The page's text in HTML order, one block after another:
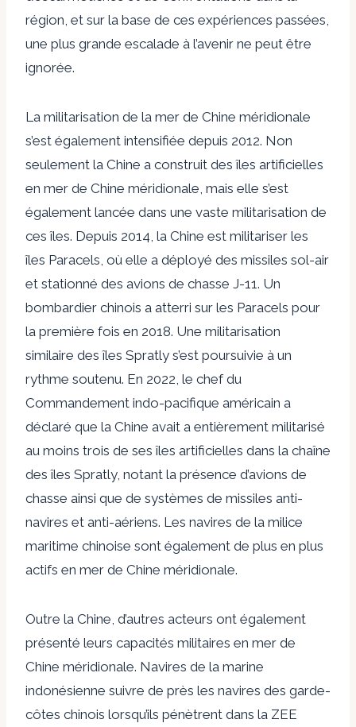
région, et sur la base de ces expériences passées,
une plus grande escalade à l’avenir ne peut être
ignorée.
La militarisation de la mer de Chine méridionale
s’est également intensifiée depuis 2012. Non
seulement la Chine a construit des îles artificielles
en mer de Chine méridionale, mais elle s’est
également lancée dans une vaste militarisation de
ces îles. Depuis 2014, la Chine est militariser les
îles Paracels, où elle a déployé des missiles sol-air
et stationné des avions de chasse J-11. Un
bombardier chinois a atterri sur les Paracels pour
la première fois en 2018. Une militarisation
similaire des îles Spratly s’est poursuivie à un
rythme soutenu. En 2022, le chef du
Commandement indo-pacifique américain a
déclaré que la Chine avait a entièrement militarisé
au moins trois de ses îles artificielles dans la chaîne
des îles Spratly, notant la présence d’avions de
chasse ainsi que de systèmes de missiles anti-
navires et anti-aériens. Les navires de la milice
maritime chinoise sont également de plus en plus
actifs en mer de Chine méridionale.
Outre la Chine, d’autres acteurs ont également
présenté leurs capacités militaires en mer de
Chine méridionale. Navires de la marine
indonésienne suivre de près les navires des garde-
côtes chinois lorsqu’ils pénètrent dans la ZEE